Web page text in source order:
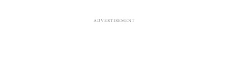
ADVERTISEMENT